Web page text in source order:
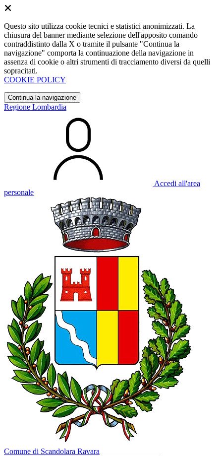
Questo sito utilizza cookie tecnici e statistici anonimizzati. La
chiusura del banner mediante selezione dell'apposito comando
contraddistinto dalla X o tramite il pulsante "Continua la
navigazione" comporta la continuazione della navigazione in
assenza di cookie o altri strumenti di tracciamento diversi da quelli
sopracitati.
COOKIE POLICY
Continua la navigazione
Regione Lombardia
Accedi all'area
personale
Comune di Scandolara Ravara